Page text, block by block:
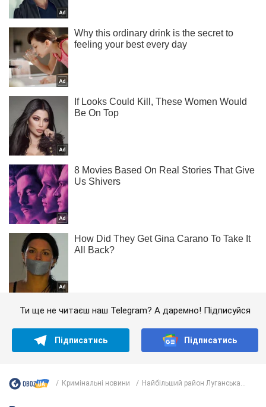
Ти ще не читаєш наш Telegram? А даремно! Підписуйся
Підписатись Підписатись
Кримінальні новини Найбільший район Луганська...